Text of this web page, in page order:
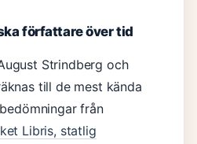
författare över tid
Strindberg och
till de mest kända
från
Libris, statlig